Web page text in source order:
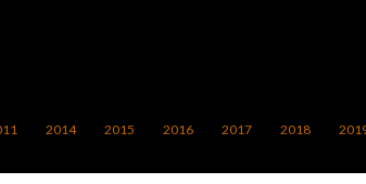
2014 2015 2016 2017 2018